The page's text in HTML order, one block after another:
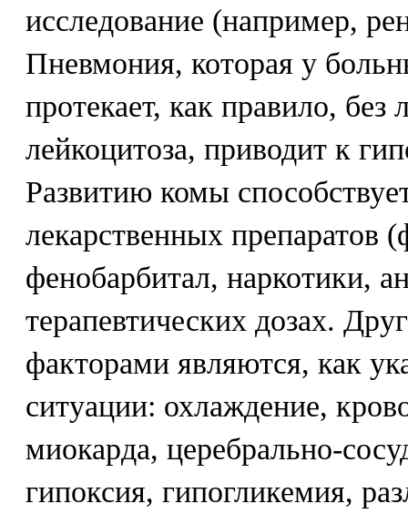
исследование (например,
Пневмония, которая у
протекает, как правило,
лейкоцитоза, приводит к
Развитию комы
лекарственных препаратов
фенобарбитал, наркотики,
терапевтических дозах.
факторами являются, как
ситуации: охлаждение,
миокарда, церебрально-
гипоксия, гипогликемия,